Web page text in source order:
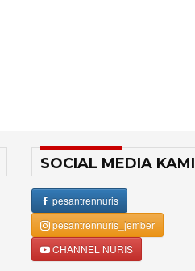
SOCIAL MEDIA KAMI
pesantrennuris
pesantrennuris_jember
CHANNEL NURIS